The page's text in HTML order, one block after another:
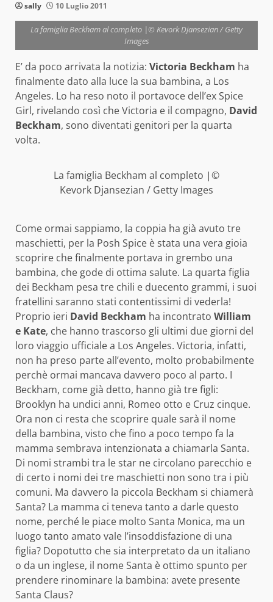
sally 10 Luglio 2011
La famiglia Beckham al completo |© Kevork Djansezian / Getty
Images
E’ da poco arrivata la notizia: Victoria Beckham ha
finalmente dato alla luce la sua bambina, a Los
Angeles. Lo ha reso noto il portavoce dell’ex Spice
Girl, rivelando così che Victoria e il compagno, David
Beckham, sono diventati genitori per la quarta
volta.
La famiglia Beckham al completo |©
Kevork Djansezian / Getty Images
Come ormai sappiamo, la coppia ha già avuto tre
maschietti, per la Posh Spice è stata una vera gioia
scoprire che finalmente portava in grembo una
bambina, che gode di ottima salute. La quarta figlia
dei Beckham pesa tre chili e duecento grammi, i suoi
fratellini saranno stati contentissimi di vederla!
Proprio ieri David Beckham ha incontrato William
e Kate, che hanno trascorso gli ultimi due giorni del
loro viaggio ufficiale a Los Angeles. Victoria, infatti,
non ha preso parte all’evento, molto probabilmente
perchè ormai mancava davvero poco al parto. I
Beckham, come già detto, hanno già tre figli:
Brooklyn ha undici anni, Romeo otto e Cruz cinque.
Ora non ci resta che scoprire quale sarà il nome
della bambina, visto che fino a poco tempo fa la
mamma sembrava intenzionata a chiamarla Santa.
Di nomi strambi tra le star ne circolano parecchio e
di certo i nomi dei tre maschietti non sono tra i più
comuni. Ma davvero la piccola Beckham si chiamerà
Santa? La mamma ci teneva tanto a darle questo
nome, perché le piace molto Santa Monica, ma un
luogo tanto amato vale l’insoddisfazione di una
figlia? Dopotutto che sia interpretato da un italiano
o da un inglese, il nome Santa è ottimo spunto per
prendere rinominare la bambina: avete presente
Santa Claus?